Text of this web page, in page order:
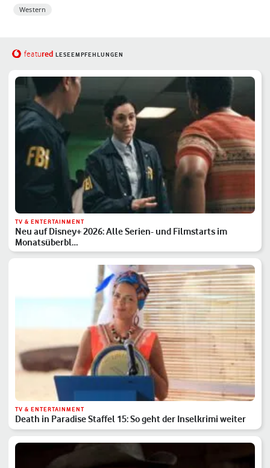
Western
featured LESEEMPFEHLUNGEN
TV & ENTERTAINMENT
Neu auf Disney+ 2026: Alle Serien- und Filmstarts im
Monatsüberbl…
TV & ENTERTAINMENT
Death in Paradise Staffel 15: So geht der Inselkrimi weiter